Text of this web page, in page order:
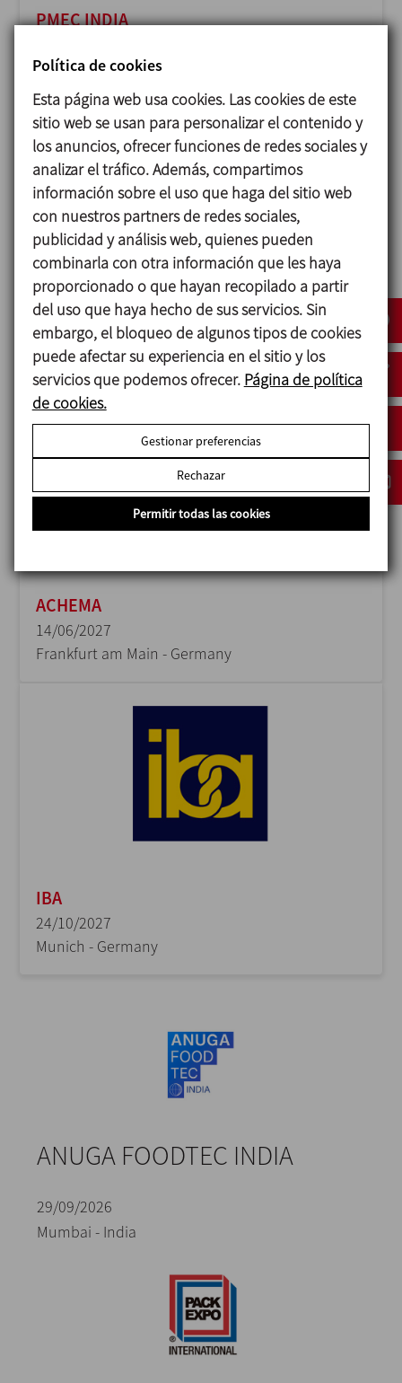
PMEC INDIA
Delhi - India
ANUGA FOODTEC
23/02/2027
Cologne - Germany
ACHEMA
14/06/2027
Frankfurt am Main - Germany
IBA
24/10/2027
Munich - Germany
ANUGA FOODTEC INDIA
29/09/2026
Mumbai - India
Política de cookies
Esta página web usa cookies. Las cookies de este
sitio web se usan para personalizar el contenido y
los anuncios, ofrecer funciones de redes sociales y
analizar el tráfico. Además, compartimos
información sobre el uso que haga del sitio web
con nuestros partners de redes sociales,
publicidad y análisis web, quienes pueden
combinarla con otra información que les haya
proporcionado o que hayan recopilado a partir
del uso que haya hecho de sus servicios. Sin
embargo, el bloqueo de algunos tipos de cookies
puede afectar su experiencia en el sitio y los
servicios que podemos ofrecer. Página de política
de cookies.
Gestionar preferencias
Rechazar
Permitir todas las cookies